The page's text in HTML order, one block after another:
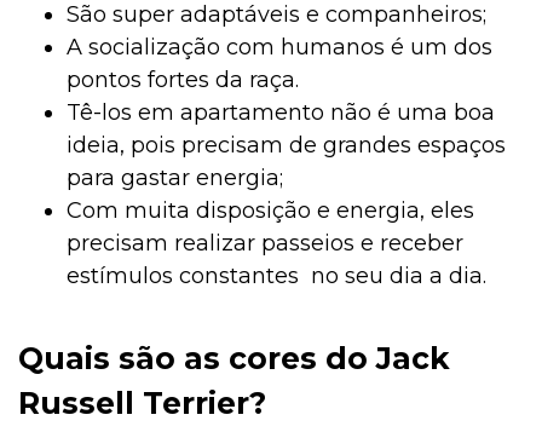
São super adaptáveis e companheiros;
A socialização com humanos é um dos
pontos fortes da raça.
Tê-los em apartamento não é uma boa
ideia, pois precisam de grandes espaços
para gastar energia;
Com muita disposição e energia, eles
precisam realizar passeios e receber
estímulos constantes no seu dia a dia.
Quais são as cores do Jack
Russell Terrier?